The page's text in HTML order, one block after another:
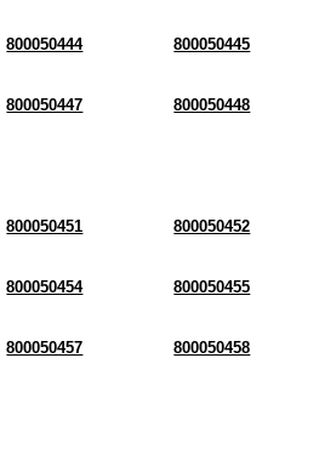
800050444 800050445
800050447 800050448
800050451 800050452
800050454 800050455
800050457 800050458